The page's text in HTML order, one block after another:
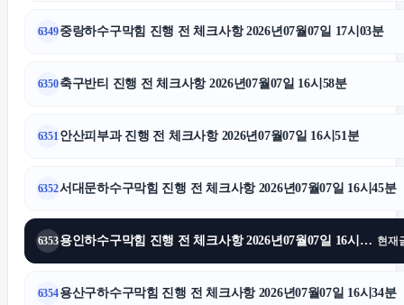
탐정사무소
6349중랑하수구막힘 진행 전 체크사항 2026년07월07일 17시03분
6350축구반티 진행 전 체크사항 2026년07월07일 16시58분
6351 안산피부과 진행 전 체크사항 2026년07월07일 16시51분
6352서대문하수구막힘 진행 전 체크사항 2026년07월07일 16시45분
6353 용인하수구막힘 진행 전 체크사항 2026년07월07일 16시40분 현재
6354용산구하수구막힘 진행 전 체크사항 2026년07월07일 16시34분